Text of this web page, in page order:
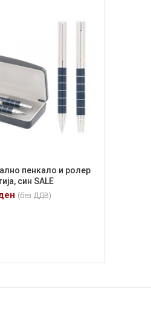
пенкало и ролер
син SALE
(без ДДВ)